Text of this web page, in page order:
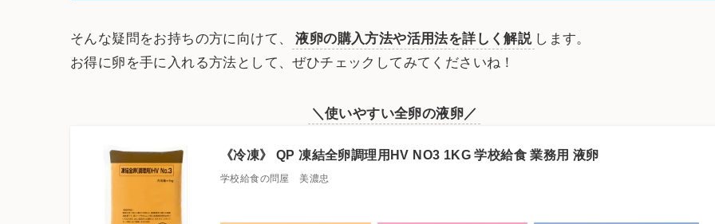
そんな疑問をお持ちの方に向けて、 液卵の購入方法や活用法を詳しく解説 します。
お得に卵を手に入れる方法として、ぜひチェックしてみてくださいね！
＼使いやすい全卵の液卵／
《冷凍》 QP 凍結全卵調理用HV NO3 1KG 学校給食 業務用 液卵
学校給食の問屋 美濃忠